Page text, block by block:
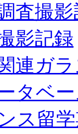
査撮
影記録
連ガ
タベ
ス留